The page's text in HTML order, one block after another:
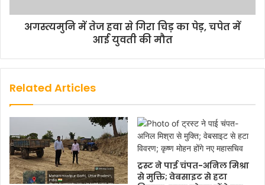
अगस्त्यमुनि में तेज हवा से गिरा चिड़ का पेड़, चपेत में
आई युवती की मौत
Related Articles
ट्रस्ट ने पाई चंपत-अनिल मिश्रा
से मुक्ति; वेबसाइट से हटा